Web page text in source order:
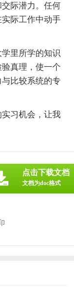
际潜力。任何
际工作中动手
里所学的知识
真理，使一个
比较系统的专
习机会，让我
点击下载文档
文档为doc格式